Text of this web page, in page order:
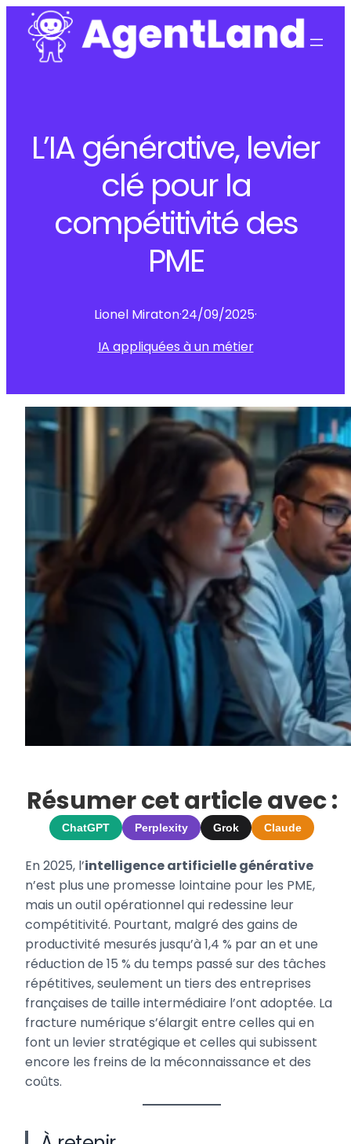
L’IA générative, levier
clé pour la
compétitivité des
PME
Lionel Miraton·24/09/2025·
IA appliquées à un métier
Résumer cet article avec :
ChatGPT Perplexity Grok Claude
En 2025, l’intelligence artificielle générative
n’est plus une promesse lointaine pour les PME,
mais un outil opérationnel qui redessine leur
compétitivité. Pourtant, malgré des gains de
productivité mesurés jusqu’à 1,4 % par an et une
réduction de 15 % du temps passé sur des tâches
répétitives, seulement un tiers des entreprises
françaises de taille intermédiaire l’ont adoptée. La
fracture numérique s’élargit entre celles qui en
font un levier stratégique et celles qui subissent
encore les freins de la méconnaissance et des
coûts.